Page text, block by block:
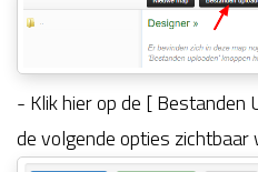
- Klik hier op de [ Bestanden
de volgende opties zichtbaar